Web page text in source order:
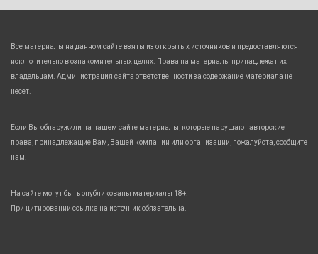
Все материалы на данном сайте взяты из открытых источников и предоставляются
исключительно в ознакомительных целях. Права на материалы принадлежат их
владельцам. Администрация сайта ответственности за содержание материала не
несет.
Если Вы обнаружили на нашем сайте материалы, которые нарушают авторские
права, принадлежащие Вам, Вашей компании или организации, пожалуйста, сообщите
нам.
На сайте могут быть опубликованы материалы 18+!
При цитировании ссылка на источник обязательна.